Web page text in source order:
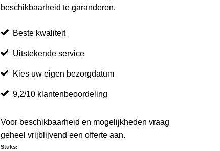
beschikbaarheid te garanderen.
Beste kwaliteit
Uitstekende service
Kies uw eigen bezorgdatum
9,2/10 klantenbeoordeling
Voor beschikbaarheid en mogelijkheden vraag
geheel vrijblijvend een offerte aan.
Stuks: